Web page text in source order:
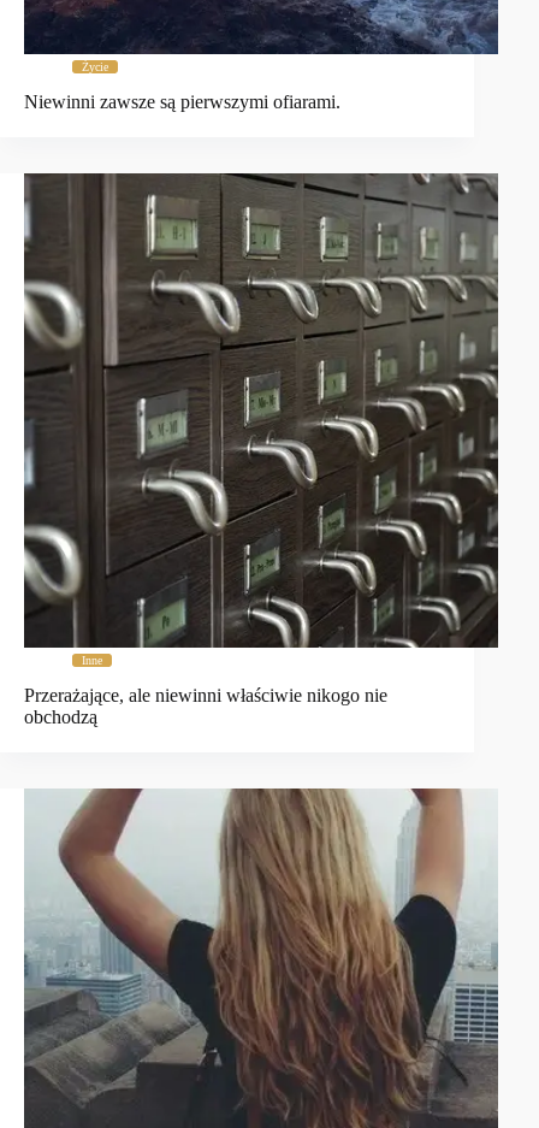
Życie
Niewinni zawsze są pierwszymi ofiarami.
Inne
Przerażające, ale niewinni właściwie nikogo nie
obchodzą